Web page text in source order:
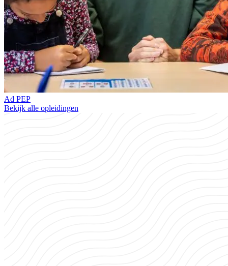
Ad PEP
Bekijk alle opleidingen